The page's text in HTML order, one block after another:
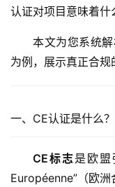
认证对项目意味着什
本文为您系统
为例，展示真正合规
一、CE认证是什么？
CE标志是欧
Européenne”（欧